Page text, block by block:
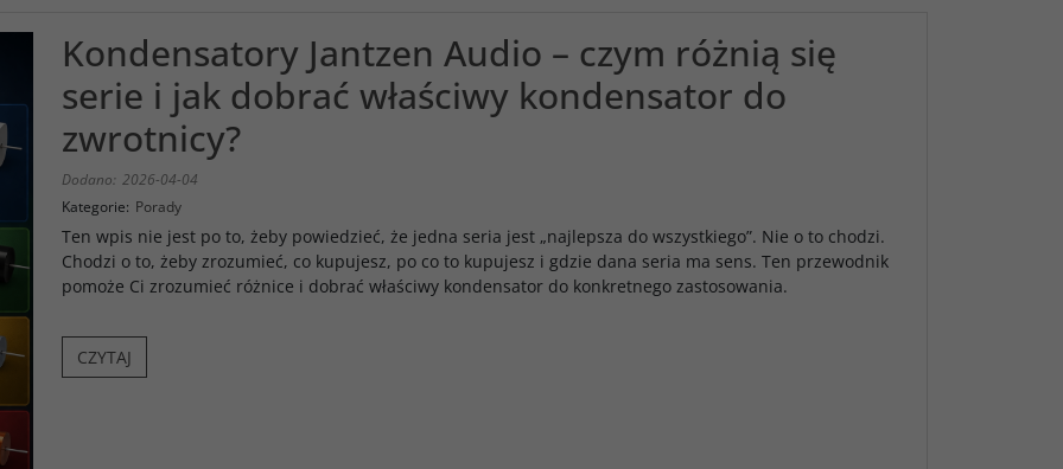
Kondensatory Jantzen Audio – czym różnią się
serie i jak dobrać właściwy kondensator do
zwrotnicy?
Dodano: 2026-04-04
Kategorie: Porady
Ten wpis nie jest po to, żeby powiedzieć, że jedna seria jest „najlepsza do wszystkiego”. Nie o to chodzi.
Chodzi o to, żeby zrozumieć, co kupujesz, po co to kupujesz i gdzie dana seria ma sens. Ten przewodnik
pomoże Ci zrozumieć różnice i dobrać właściwy kondensator do konkretnego zastosowania.
CZYTAJ